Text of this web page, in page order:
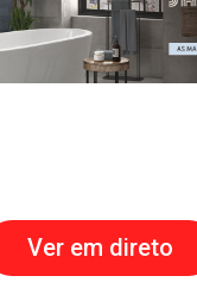
Ver em direto